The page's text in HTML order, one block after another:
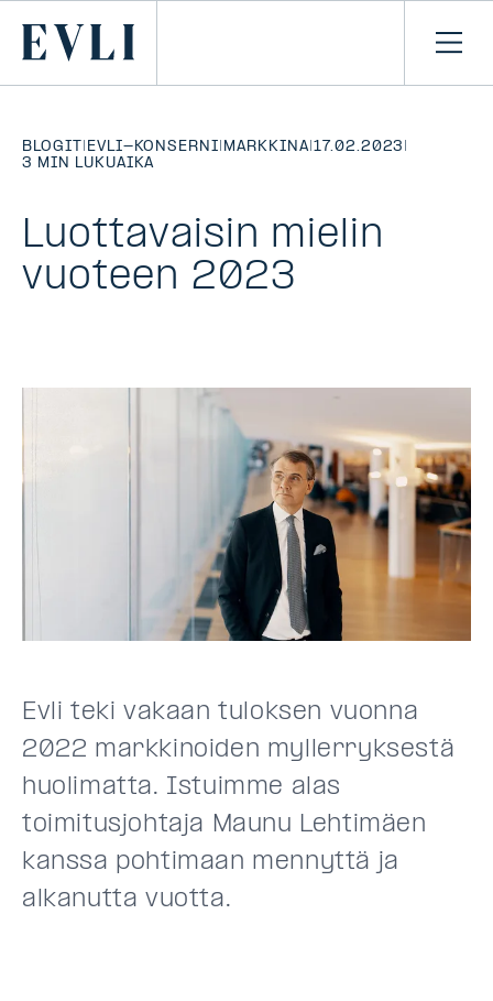
Primary
Avaa
BLOGIT | EVLI-KONSERNI| MARKKINA|17.02.2023 |
3 MIN LUKUAIKA
Luottavaisin mielin
vuoteen 2023
Evli teki vakaan tuloksen vuonna
2022 markkinoiden myllerryksestä
huolimatta. Istuimme alas
toimitusjohtaja Maunu Lehtimäen
kanssa pohtimaan mennyttä ja
alkanutta vuotta.